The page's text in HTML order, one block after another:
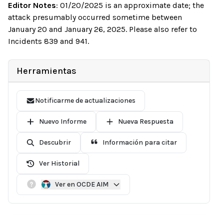
Editor Notes: 01/20/2025 is an approximate date; the
attack presumably occurred sometime between
January 20 and January 26, 2025. Please also refer to
Incidents 839 and 941.
Herramientas
Notificarme de actualizaciones
Nuevo Informe Nueva Respuesta
Descubrir Información para citar
Ver Historial
Ver en OCDE AIM